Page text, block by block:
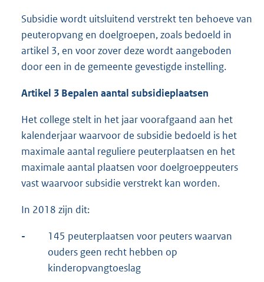
Subsidie wordt uitsluitend verstrekt ten behoeve van
peuteropvang en doelgroepen, zoals bedoeld in
artikel 3, en voor zover deze wordt aangeboden
door een in de gemeente gevestigde instelling.
Artikel 3 Bepalen aantal subsidieplaatsen
Het college stelt in het jaar voorafgaand aan het
kalenderjaar waarvoor de subsidie bedoeld is het
maximale aantal reguliere peuterplaatsen en het
maximale aantal plaatsen voor doelgroeppeuters
vast waarvoor subsidie verstrekt kan worden.
In 2018 zijn dit:
-
145 peuterplaatsen voor peuters waarvan
ouders geen recht hebben op
kinderopvangtoeslag